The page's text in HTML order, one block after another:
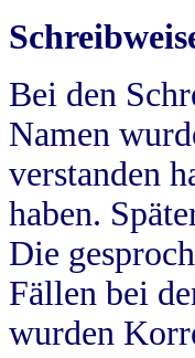
Bei den
Namen
verstanden
haben.
Die
Fällen bei
wurden